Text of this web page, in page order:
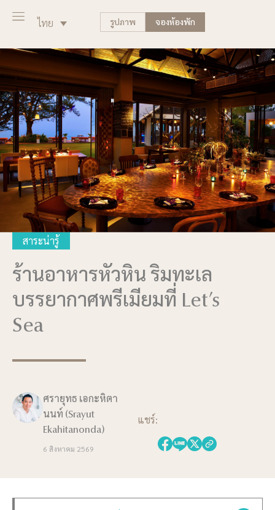
ไทย รูปภาพ จองห้องพัก
สาระน่ารู้
ร้านอาหารหัวหิน ริมทะเล
บรรยากาศพรีเมียมที่ Let’s
Sea
ศรายุทธ เอกะหิตา
นนท์ (Srayut
Ekahitanonda)
6 สิงหาคม 2569
แชร์: